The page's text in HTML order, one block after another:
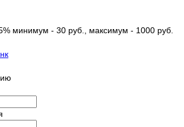
минимум - 30 руб., максимум - 1000 руб.